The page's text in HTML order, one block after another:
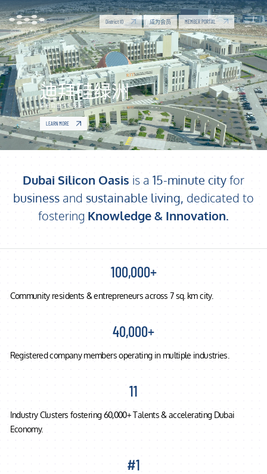
跳转到主内容
Dubai Silicon Oasis | Economic Zone for
District IO 成为会员 MEMBER PORTAL
迪拜硅绿洲
综合自由区科技园
LEARN MORE
Dubai Silicon Oasis is a 15-minute cityfor
business and sustainable living, dedicated to
fostering Knowledge & Innovation.
100,000+
Community residents & entrepreneurs across 7 sq. km city.
40,000+
Registered company members operating in multiple industries.
11
Industry Clusters fostering 60,000+ Talents & accelerating Dubai
Economy.
#1